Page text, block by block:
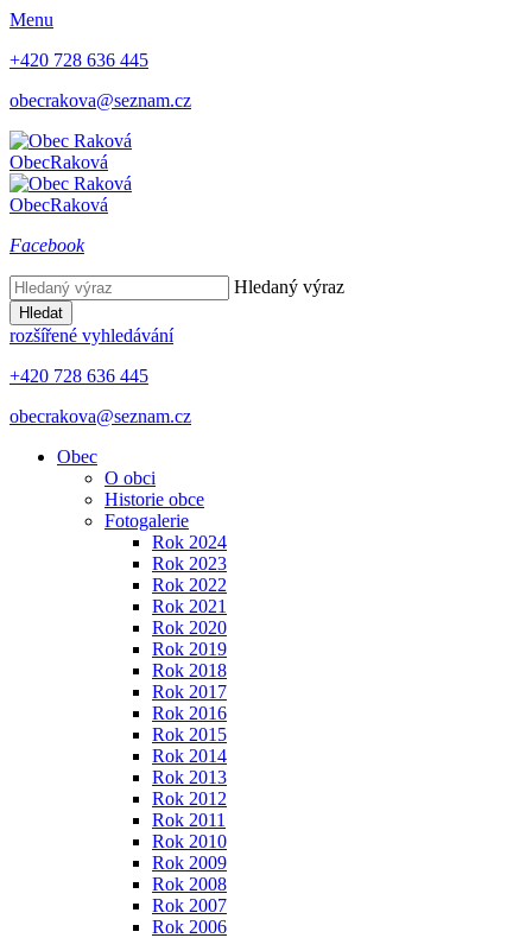
Menu
+420 728 636 445
obecrakova@seznam.cz
ObecRaková
ObecRaková
Facebook
Hledaný výraz
Hledat
rozšířené vyhledávání
+420 728 636 445
obecrakova@seznam.cz
Obec
O obci
Historie obce
Fotogalerie
Rok 2024
Rok 2023
Rok 2022
Rok 2021
Rok 2020
Rok 2019
Rok 2018
Rok 2017
Rok 2016
Rok 2015
Rok 2014
Rok 2013
Rok 2012
Rok 2011
Rok 2010
Rok 2009
Rok 2008
Rok 2007
Rok 2006